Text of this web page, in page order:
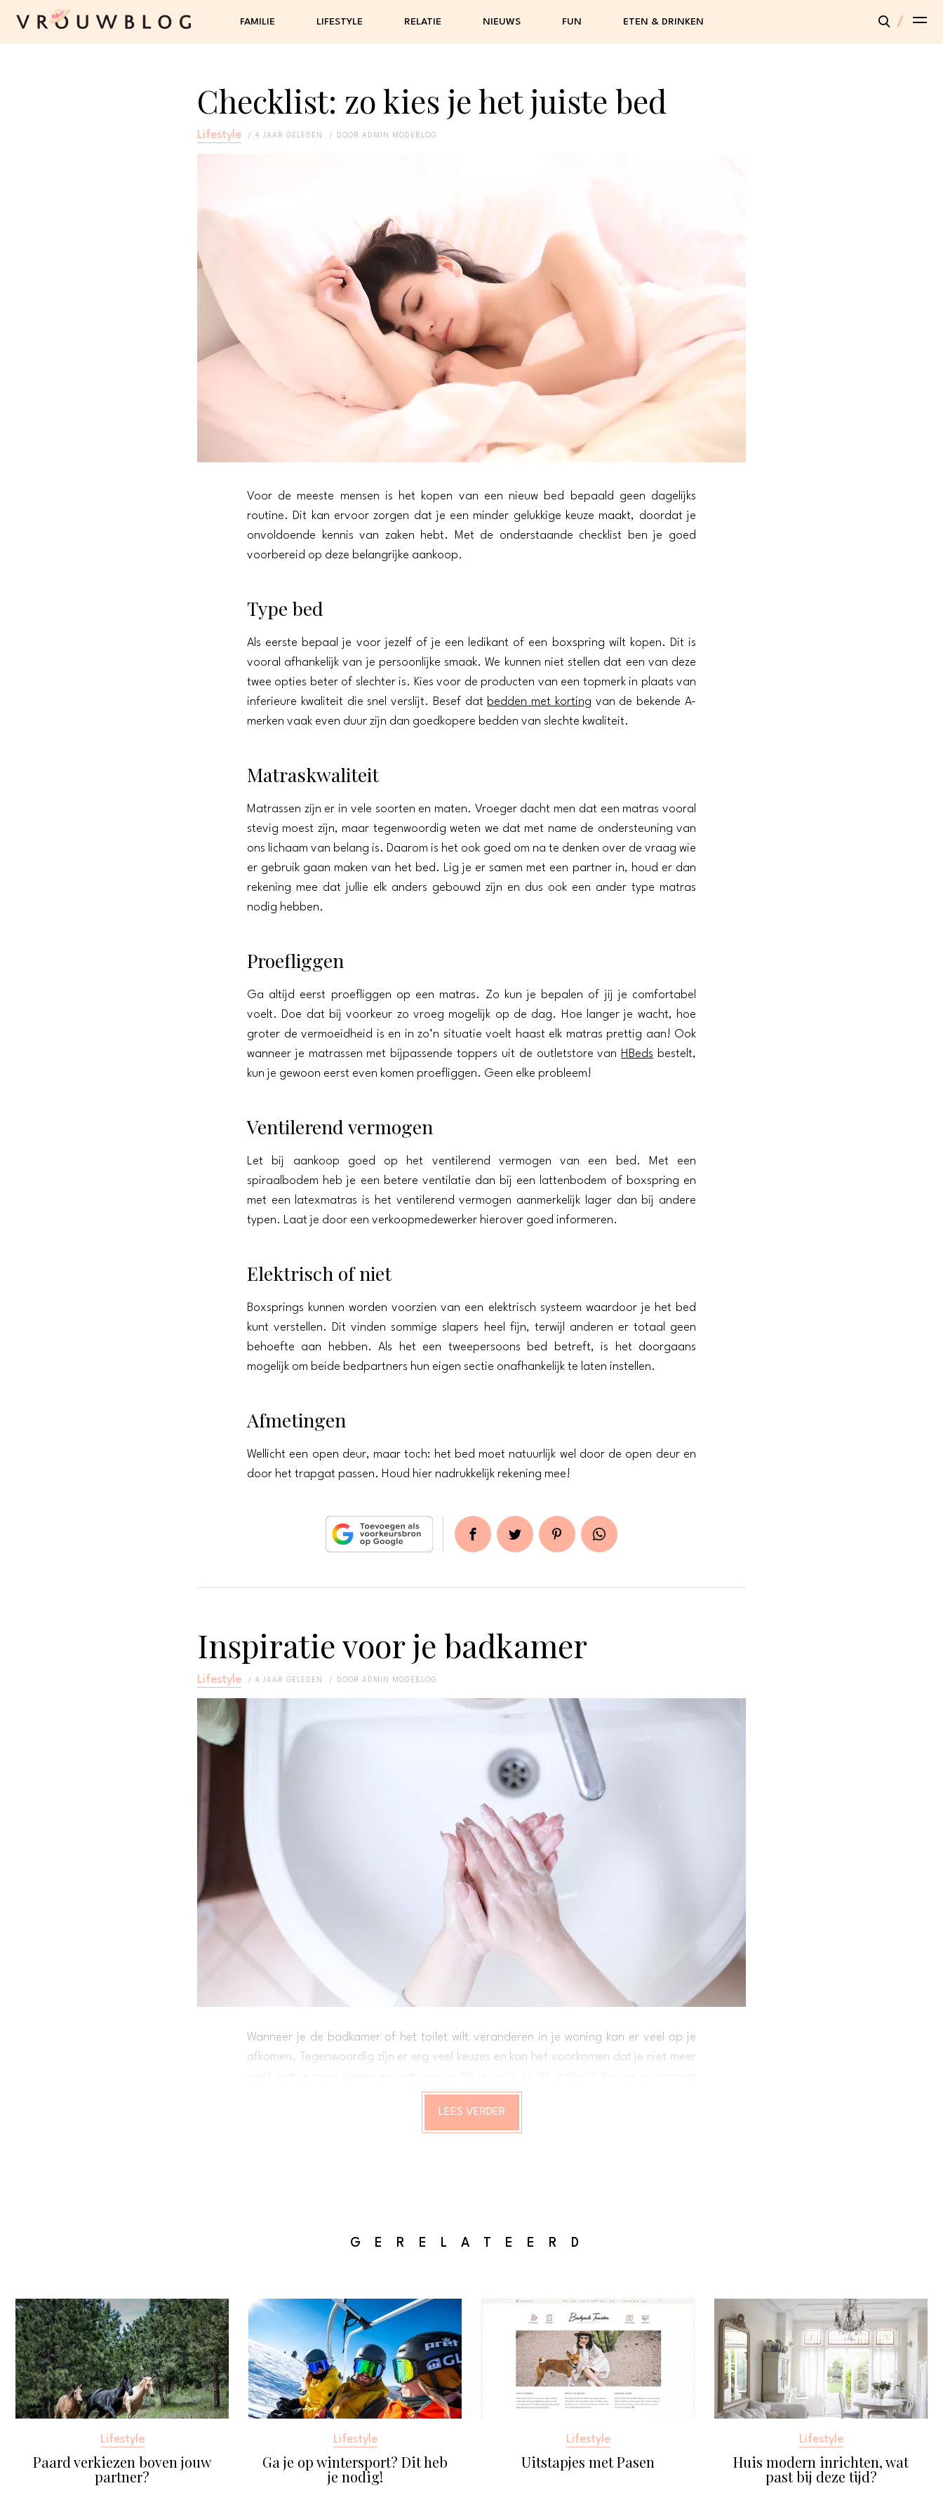
FAMILIE LIFESTYLE RELATIE NIEUWS FUN ETEN & DRINKEN
Checklist: zo kies je het juiste bed
Lifestyle 4 JAAR GELEDEN DOOR ADMIN MODEBLOG
Voor de meeste mensen is het kopen van een nieuw bed bepaald geen dagelijks
routine. Dit kan ervoor zorgen dat je een minder gelukkige keuze maakt, doordat je
onvoldoende kennis van zaken hebt. Met de onderstaande checklist ben je goed
voorbereid op deze belangrijke aankoop.
Type bed
Als eerste bepaal je voor jezelf of je een ledikant of een boxspring wilt kopen. Dit is
vooral afhankelijk van je persoonlijke smaak. We kunnen niet stellen dat een van deze
twee opties beter of slechter is. Kies voor de producten van een topmerk in plaats van
inferieure kwaliteit die snel verslijt. Besef dat bedden met korting van de bekende A-
merken vaak even duur zijn dan goedkopere bedden van slechte kwaliteit.
Matraskwaliteit
Matrassen zijn er in vele soorten en maten. Vroeger dacht men dat een matras vooral
stevig moest zijn, maar tegenwoordig weten we dat met name de ondersteuning van
ons lichaam van belang is. Daarom is het ook goed om na te denken over de vraag wie
er gebruik gaan maken van het bed. Lig je er samen met een partner in, houd er dan
rekening mee dat jullie elk anders gebouwd zijn en dus ook een ander type matras
nodig hebben.
Proefliggen
Ga altijd eerst proefliggen op een matras. Zo kun je bepalen of jij je comfortabel
voelt. Doe dat bij voorkeur zo vroeg mogelijk op de dag. Hoe langer je wacht, hoe
groter de vermoeidheid is en in zo’n situatie voelt haast elk matras prettig aan! Ook
wanneer je matrassen met bijpassende toppers uit de outletstore van HBeds bestelt,
kun je gewoon eerst even komen proefliggen. Geen elke probleem!
Ventilerend vermogen
Let bij aankoop goed op het ventilerend vermogen van een bed. Met een
spiraalbodem heb je een betere ventilatie dan bij een lattenbodem of boxspring en
met een latexmatras is het ventilerend vermogen aanmerkelijk lager dan bij andere
typen. Laat je door een verkoopmedewerker hierover goed informeren.
Elektrisch of niet
Boxsprings kunnen worden voorzien van een elektrisch systeem waardoor je het bed
kunt verstellen. Dit vinden sommige slapers heel fijn, terwijl anderen er totaal geen
behoefte aan hebben. Als het een tweepersoons bed betreft, is het doorgaans
mogelijk om beide bedpartners hun eigen sectie onafhankelijk te laten instellen.
Afmetingen
Wellicht een open deur, maar toch: het bed moet natuurlijk wel door de open deur en
door het trapgat passen. Houd hier nadrukkelijk rekening mee!
Inspiratie voor je badkamer
Lifestyle 4 JAAR GELEDEN DOOR ADMIN MODEBLOG
Wanneer je de badkamer of het toilet wilt veranderen in je woning kan er veel op je
afkomen. Tegenwoordig zijn er erg veel keuzes en kan het voorkomen dat je niet meer
helpen met een aantal ideeën ter inspiratie voor je badkamer. Ben je benieuwd? Lees
LEES VERDER
GERELATEERD
Lifestyle
Paard verkiezen boven jouw
partner?
Lifestyle
Ga je op wintersport? Dit heb
je nodig!
Lifestyle
Uitstapjes met Pasen
Lifestyle
Huis modern inrichten, wat
past bij deze tijd?